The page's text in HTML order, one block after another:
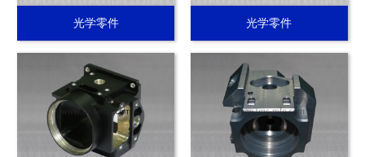
光学零件 光学零件